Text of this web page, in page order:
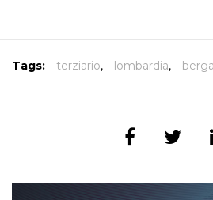
Tags: terziario, lombardia,